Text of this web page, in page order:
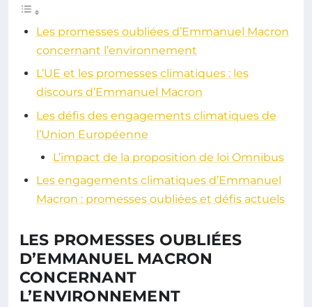
Les promesses oubliées d’Emmanuel Macron
concernant l’environnement
L’UE et les promesses climatiques : les
discours d’Emmanuel Macron
Les défis des engagements climatiques de
l’Union Européenne
L’impact de la proposition de loi Omnibus
Les engagements climatiques d’Emmanuel
Macron : promesses oubliées et défis actuels
LES PROMESSES OUBLIÉES
D’EMMANUEL MACRON
CONCERNANT
L’ENVIRONNEMENT